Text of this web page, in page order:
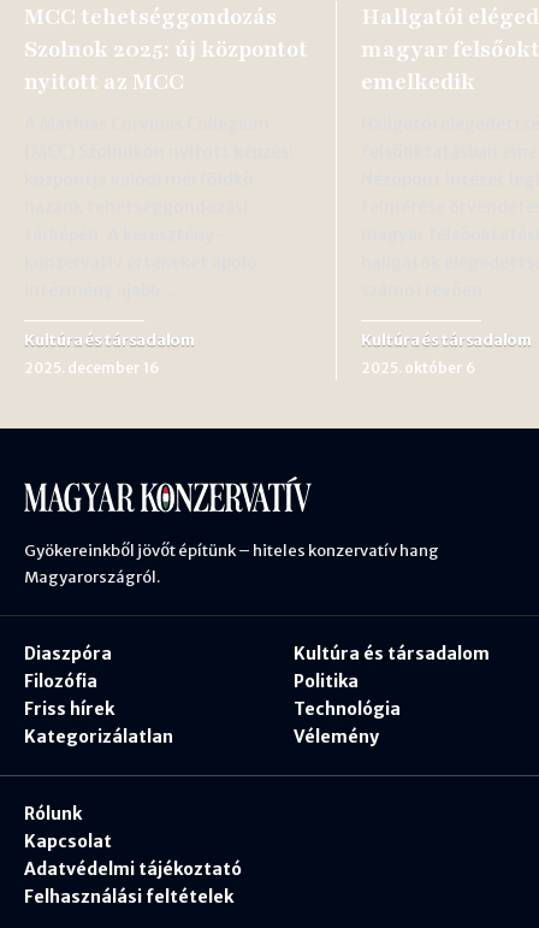
MCC tehetséggondozás
Szolnok 2025: új központot
nyitott az MCC
Kultúra és társadalom
2025. december 16
Hallgatói
magyar
emelkedik
Kultúra és társadalom
2025. október 6
Gyökereinkből jövőt építünk – hiteles konzervatív hang
Magyarországról.
Diaszpóra
Filozófia
Friss hírek
Kategorizálatlan
Kultúra és társadalom
Politika
Technológia
Vélemény
Rólunk
Kapcsolat
Adatvédelmi tájékoztató
Felhasználási feltételek